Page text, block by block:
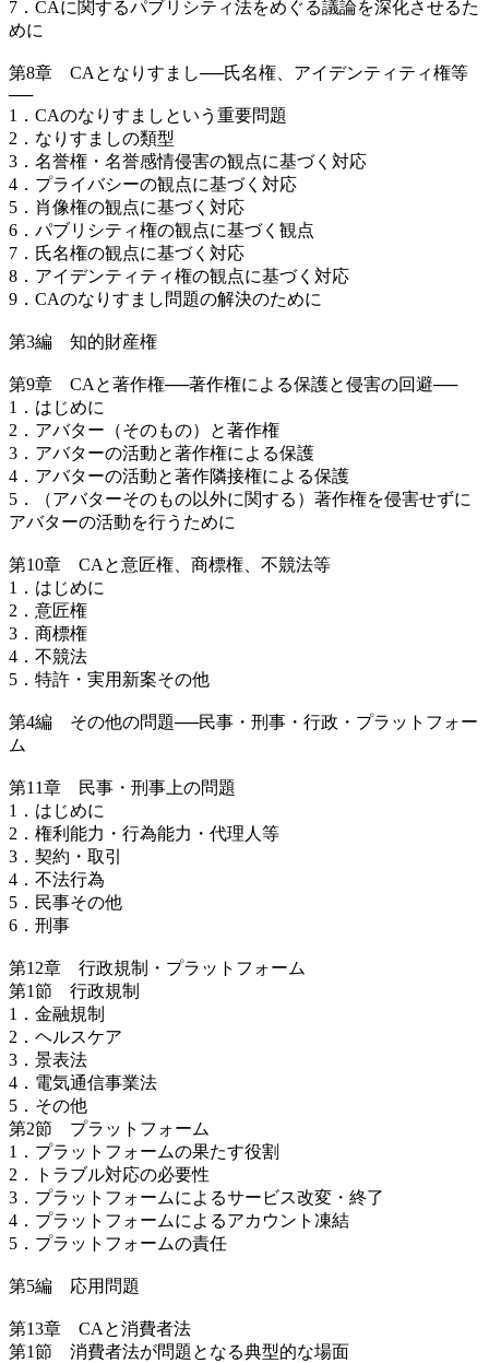
7．CAに関するパブリシティ法をめぐる議論を深化させるた
めに
第8章 CAとなりすまし──氏名権、アイデンティティ権等
──
1．CAのなりすましという重要問題
2．なりすましの類型
3．名誉権・名誉感情侵害の観点に基づく対応
4．プライバシーの観点に基づく対応
5．肖像権の観点に基づく対応
6．パブリシティ権の観点に基づく観点
7．氏名権の観点に基づく対応
8．アイデンティティ権の観点に基づく対応
9．CAのなりすまし問題の解決のために
第3編 知的財産権
第9章 CAと著作権──著作権による保護と侵害の回避──
1．はじめに
2．アバター（そのもの）と著作権
3．アバターの活動と著作権による保護
4．アバターの活動と著作隣接権による保護
5．（アバターそのもの以外に関する）著作権を侵害せずに
アバターの活動を行うために
第10章 CAと意匠権、商標権、不競法等
1．はじめに
2．意匠権
3．商標権
4．不競法
5．特許・実用新案その他
第4編 その他の問題──民事・刑事・行政・プラットフォー
ム
第11章 民事・刑事上の問題
1．はじめに
2．権利能力・行為能力・代理人等
3．契約・取引
4．不法行為
5．民事その他
6．刑事
第12章 行政規制・プラットフォーム
第1節 行政規制
1．金融規制
2．ヘルスケア
3．景表法
4．電気通信事業法
5．その他
第2節 プラットフォーム
1．プラットフォームの果たす役割
2．トラブル対応の必要性
3．プラットフォームによるサービス改変・終了
4．プラットフォームによるアカウント凍結
5．プラットフォームの責任
第5編 応用問題
第13章 CAと消費者法
第1節 消費者法が問題となる典型的な場面